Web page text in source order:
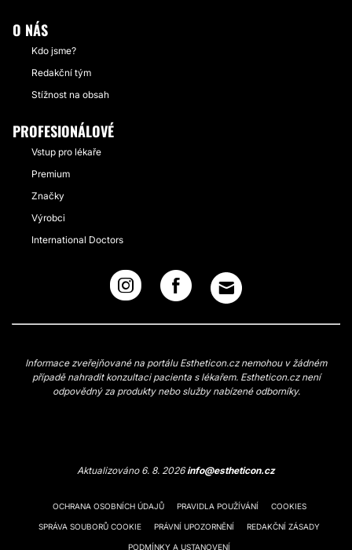
O NÁS
Kdo jsme?
Redakční tým
Stížnost na obsah
PROFESIONÁLOVÉ
Vstup pro lékaře
Premium
Značky
Výrobci
International Doctors
Informace zveřejňované na portálu Estheticon.cz nemohou v žádném
případě nahradit konzultaci pacienta s lékařem. Estheticon.cz není
odpovědný za produkty nebo služby nabízené odborníky.
Aktualizováno 6. 8. 2026info@estheticon.cz
OCHRANA OSOBNÍCH ÚDAJŮ PRAVIDLA POUŽÍVÁNÍ COOKIES
SPRÁVA SOUBORŮ COOKIE PRÁVNÍ UPOZORNĚNÍ REDAKČNÍ ZÁSADY
PODMÍNKY A USTANOVENÍ